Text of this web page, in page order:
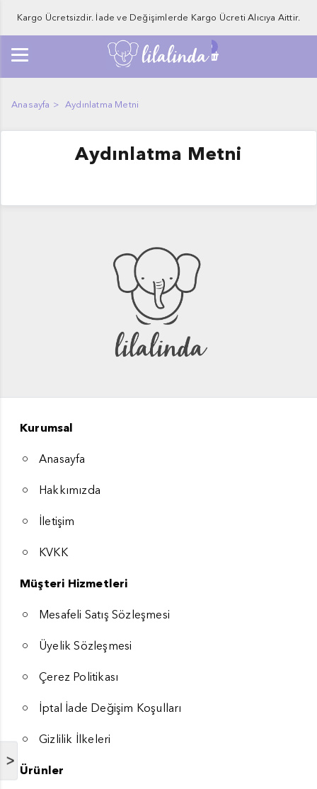
Kargo Ücretsizdir. İade ve Değişimlerde Kargo Ücreti Alıcıya Aittir.
0
>
Anasayfa Aydınlatma Metni
Aydınlatma Metni
Kurumsal
Anasayfa
Hakkımızda
İletişim
KVKK
Müşteri Hizmetleri
Mesafeli Satış Sözleşmesi
Üyelik Sözleşmesi
Çerez Politikası
İptal İade Değişim Koşulları
Gizlilik İlkeleri
Ürünler